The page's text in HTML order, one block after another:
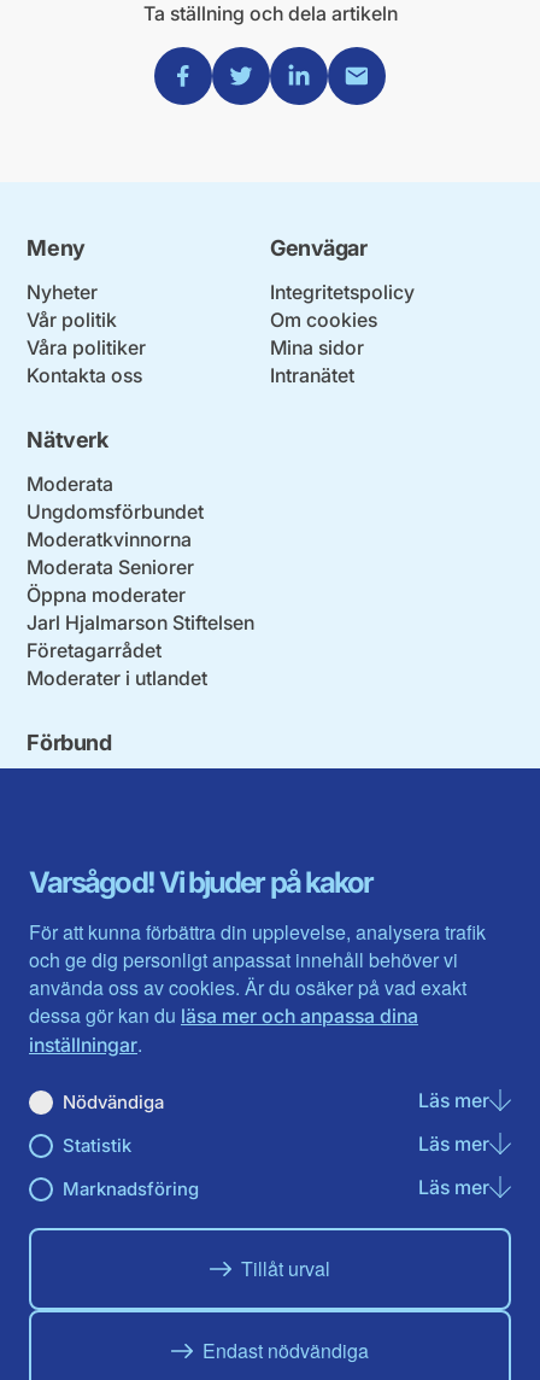
Varsågod! Vi bjuder på kakor
För att kunna förbättra din upplevelse, analysera trafik
och ge dig personligt anpassat innehåll behöver vi
använda oss av cookies. Är du osäker på vad exakt
dessa gör kan du läsa mer och anpassa dina
inställningar.
Nödvändiga Läs merom
Statistik Läs merom
Marknadsföring Läs merom
Tillåt urval
Endast nödvändiga
Ta ställning och dela artikeln
Dela via Facebook
Dela via Twitter
Dela via Linkedin
Dela via Mail
Meny
Nyheter
Vår politik
Våra politiker
Kontakta oss
Genvägar
Integritetspolicy
Om cookies
Mina sidor
Intranätet
Nätverk
Moderata
Ungdomsförbundet
Moderatkvinnorna
Moderata Seniorer
Öppna moderater
Jarl Hjalmarson Stiftelsen
Företagarrådet
Moderater i utlandet
Förbund
Gävleborg
Halland
Jämtlands län
Jönköpings län
Kalmar län
Kronobergs län
Norrbotten
Skåne län
Värmlands län
Västerbotten
Västra Götaland
Västernorrland
Västmanland
Örebro län
Östergötland
Du hittar oss här på sociala medier
Facebook
Instagram